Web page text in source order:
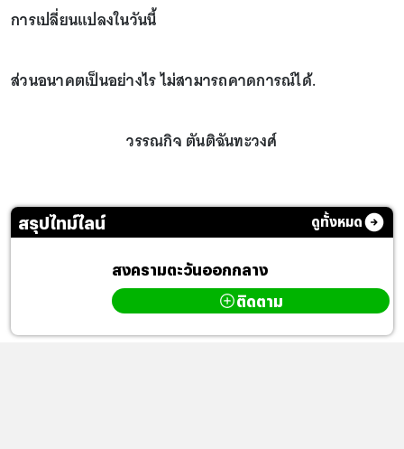
การเปลี่ยนแปลงในวันนี้
ส่วนอนาคตเป็นอย่างไร ไม่สามารถคาดการณ์ได้.
วรรณกิจ ตันติฉันทะวงศ์
สรุปไทม์ไลน์ ดูทั้งหมด
สงครามตะวันออกกลาง
ติดตาม